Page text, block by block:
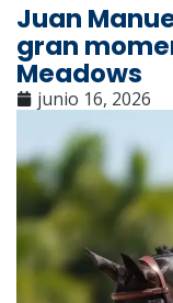
Juan
gran
Meadows
junio 16, 2026